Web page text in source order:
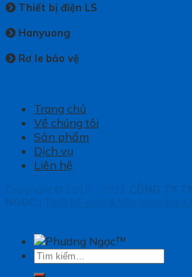
Thiết bị điện LS
Hanyuong
Rơ le bảo vệ
Trang chủ
Về chúng tôi
Sản phẩm
Dịch vụ
Liên hệ
Copyright © 2010 - 2021 CÔNG TY
NGỌC | Thiết kế web & Vận hành bởi
Tìm